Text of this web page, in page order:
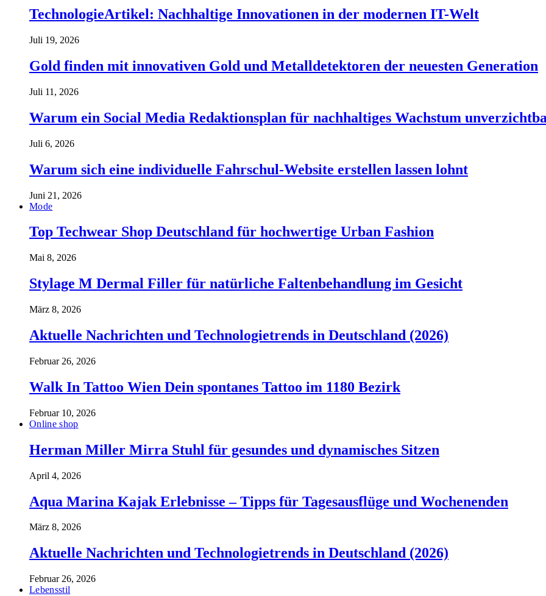
TechnologieArtikel: Nachhaltige Innovationen in der modernen IT-Welt
Juli 19, 2026
Gold finden mit innovativen Gold und Metalldetektoren der neuesten Generation
Juli 11, 2026
Warum ein Social Media Redaktionsplan für nachhaltiges Wachstum
Juli 6, 2026
Warum sich eine individuelle Fahrschul-Website erstellen lassen lohnt
Juni 21, 2026
Mode
Top Techwear Shop Deutschland für hochwertige Urban Fashion
Mai 8, 2026
Stylage M Dermal Filler für natürliche Faltenbehandlung im Gesicht
März 8, 2026
Aktuelle Nachrichten und Technologietrends in Deutschland (2026)
Februar 26, 2026
Walk In Tattoo Wien Dein spontanes Tattoo im 1180 Bezirk
Februar 10, 2026
Online shop
Herman Miller Mirra Stuhl für gesundes und dynamisches Sitzen
April 4, 2026
Aqua Marina Kajak Erlebnisse – Tipps für Tagesausflüge und Wochenenden
März 8, 2026
Aktuelle Nachrichten und Technologietrends in Deutschland (2026)
Februar 26, 2026
Lebensstil